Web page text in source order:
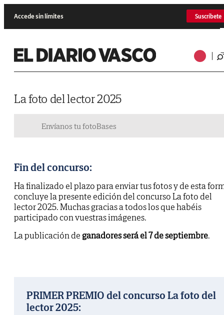
Accede sin límites Suscríbete
La foto del lector 2025
Envíanos tu fotoBases
Fin del concurso:
Ha finalizado el plazo para enviar tus fotos y de esta
concluye la presente edición del concurso La foto del
lector 2025. Muchas gracias a todos los que habéis
participado con vuestras imágenes.
La publicación de ganadores será el 7 de septiembre.
PRIMER PREMIO del concurso La foto del
lector 2025: